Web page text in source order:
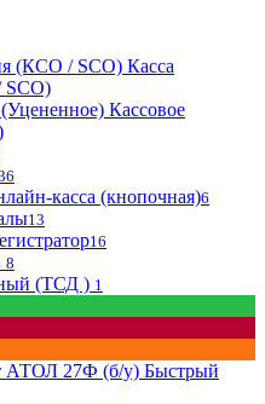
Касса
SCO)
Кассовое
касса (кнопочная)6
13
16
8
(ТСД ) 1
Быстрый